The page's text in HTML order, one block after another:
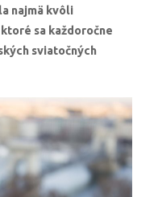
najmä kvôli
sa každoročne
sviatočných